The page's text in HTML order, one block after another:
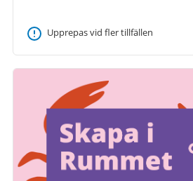
Upprepas vid fler tillfällen